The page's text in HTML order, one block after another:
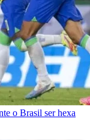
o Brasil ser hexa